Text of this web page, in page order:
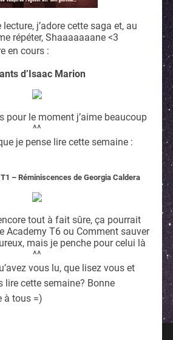
j’adore cette saga et, au
répéter, Shaaaaaaane <3
en cours :
d’Isaac Marion
pour le moment j’aime beaucoup
^^
je pense lire cette semaine :
– Réminiscences de Georgia Caldera
tout à fait sûre, ça pourrait
Academy T6 ou Comment sauver
mais je penche pour celui là
^^
vous lu, que lisez vous et
lire cette semaine? Bonne
à tous =)